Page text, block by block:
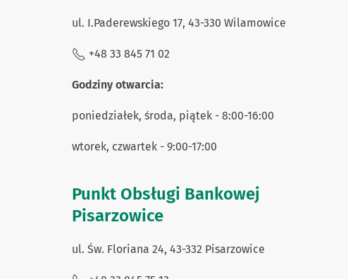
ul. I.Paderewskiego 17, 43-330 Wilamowice
+48 33 845 71 02
Godziny otwarcia:
poniedziałek, środa, piątek - 8:00-16:00
wtorek, czwartek - 9:00-17:00
Punkt Obsługi Bankowej
Pisarzowice
ul. Św. Floriana 24, 43-332 Pisarzowice